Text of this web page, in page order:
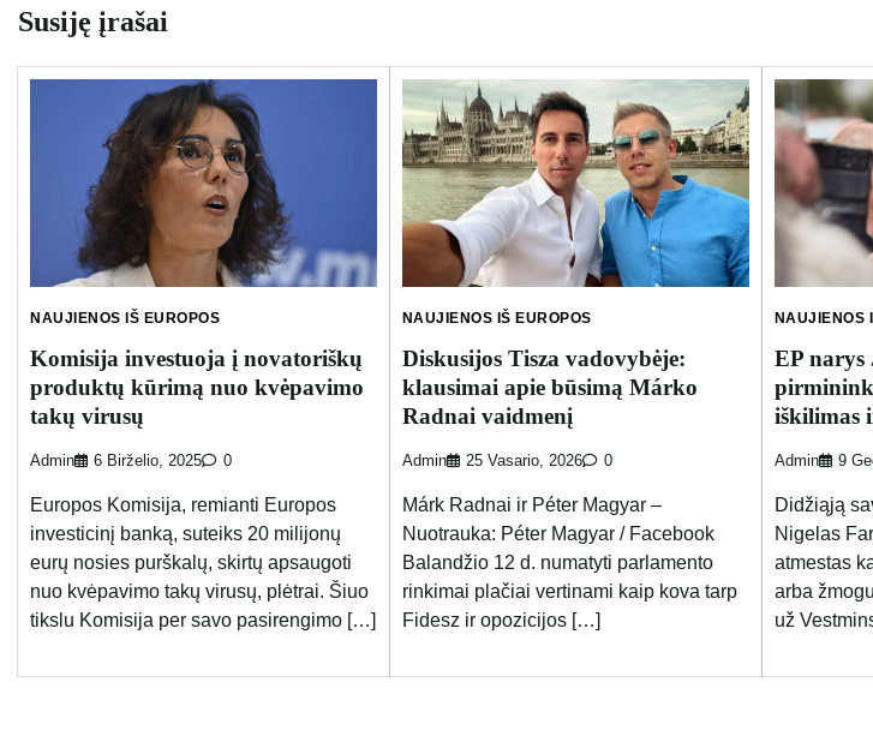
Susiję įrašai
NAUJIENOS IŠ EUROPOS
Komisija investuoja į novatoriškų
produktų kūrimą nuo kvėpavimo
takų virusų
Admin 6 Birželio, 2025 0
Europos Komisija, remianti Europos
investicinį banką, suteiks 20 milijonų
eurų nosies purškalų, skirtų apsaugoti
nuo kvėpavimo takų virusų, plėtrai. Šiuo
tikslu Komisija per savo pasirengimo […]
NAUJIENOS IŠ EUROPOS
Diskusijos Tisza vadovybėje:
klausimai apie būsimą Márko
Radnai vaidmenį
Admin 25 Vasario, 2026 0
Márk Radnai ir Péter Magyar –
Nuotrauka: Péter Magyar / Facebook
Balandžio 12 d. numatyti parlamento
rinkimai plačiai vertinami kaip kova tarp
Fidesz ir opozicijos […]
NAUJIENOS
EP
iškilimas
Admin 9
Didžiąją
Nigelas
atmestas
arba
už